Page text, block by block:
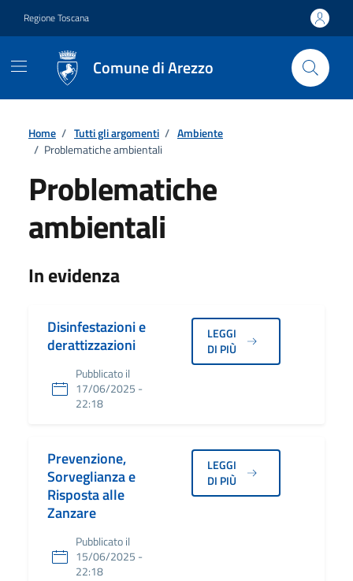
Regione Toscana
Comune di Arezzo
Home / Tutti gli argomenti / Ambiente
/ Problematiche ambientali
Problematiche
ambientali
Dettagli
In evidenza
Disinfestazioni e
derattizzazioni
Pubblicato il
17/06/2025 -
22:18
LEGGI
DI PIÙ
Prevenzione,
Sorveglianza e
Risposta alle
Zanzare
Pubblicato il
15/06/2025 -
22:18
LEGGI
DI PIÙ